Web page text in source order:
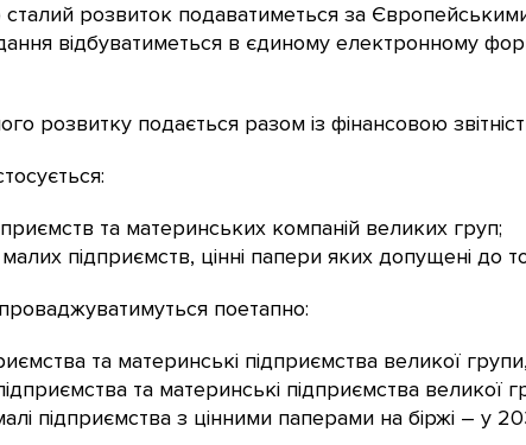
розвиток подаватиметься за
відбуватиметься в єдиному електронному
розвитку подається разом із фінансовою
та материнських компаній великих груп;
підприємств, цінні папери яких допущені до
поетапно:
та материнські підприємства великої
та материнські підприємства великої
підприємства з цінними паперами на біржі – у